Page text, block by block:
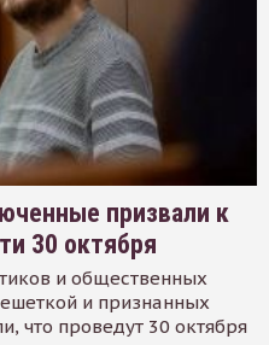
призвали к
30 октября
и общественных
и признанных
что проведут 30 октября